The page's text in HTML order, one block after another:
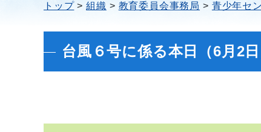
トップ 組織 教育委員会事務局 青少年セ
台風６号に係る本日（6月2